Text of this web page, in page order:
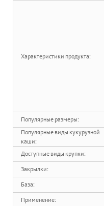
Характеристики продукта:
Популярные размеры:
Популярные виды кукурузной
каши:
Доступные виды крупки:
Закрылки:
База:
Применение: